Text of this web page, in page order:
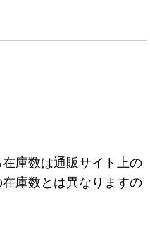
庫数は通販サイト上の
庫数とは異なりますの